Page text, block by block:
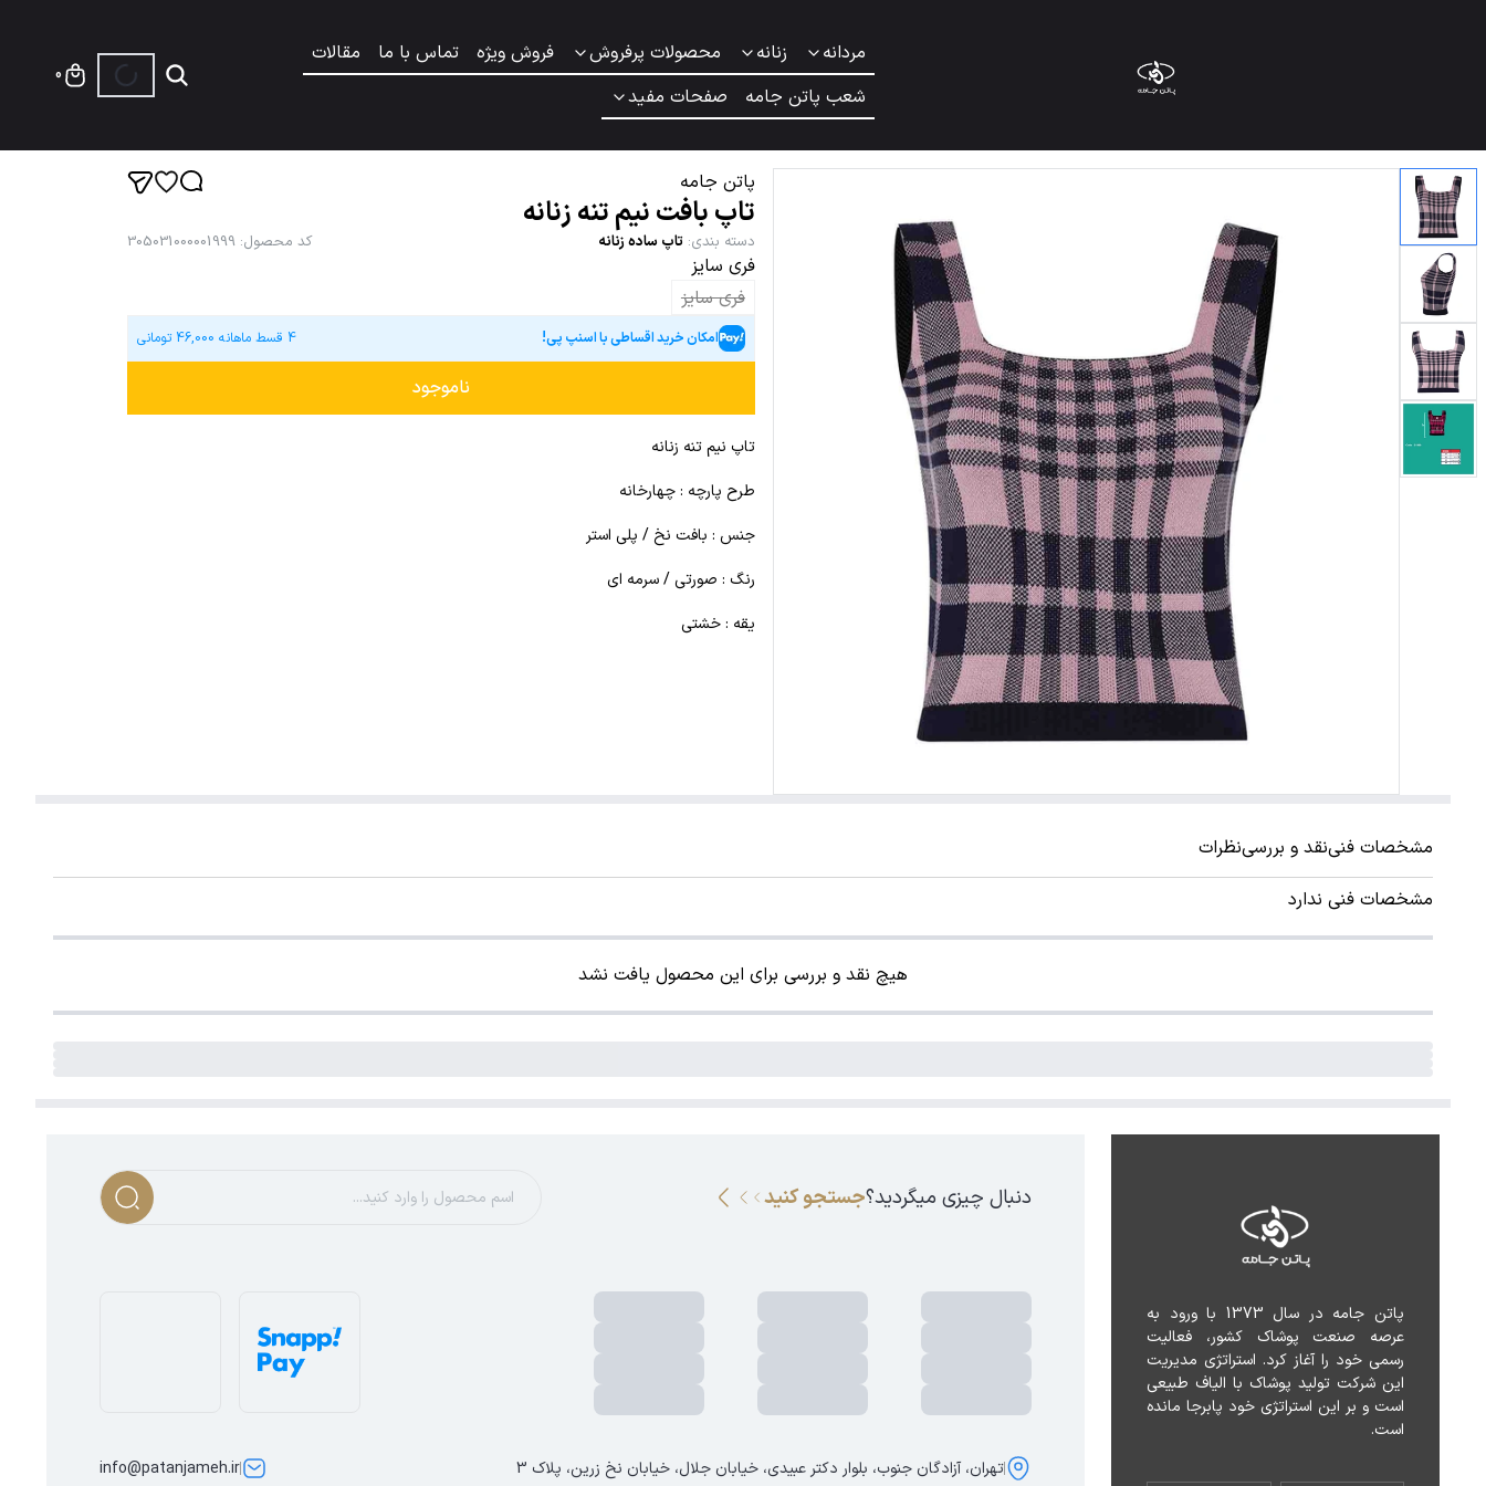
مردانه زنانه محصولات پرفروش فروش ویژه تماس با ما
مقالات
شعب پاتن جامه
صفحات مفید
0
پاتن جامه
تاپ بافت نیم تنه زنانه
دسته بندی: تاپ ساده زنانه کد محصول:
305031000001999
فری سایز
فری سایز
امکان خرید اقساطی با اسنپ پی! 4 قسط ماهانه 46,000 تومانی
ناموجود
تاپ نیم تنه زنانه
طرح پارچه : چهارخانه
جنس : بافت نخ / پلی استر
رنگ : صورتی / سرمه ای
یقه : خشتی
مشخصات فنینقد و بررسینظرات
مشخصات فنی ندارد
هیچ نقد و بررسی برای این محصول یافت نشد
است.
دنبال چیزی میگردید؟جستجو کنید
تهران، آزادگان جنوب، بلوار دکتر عبیدی، خیابان جلال، خیابان نخ زرین، پلاک 3 info@patanjameh.ir